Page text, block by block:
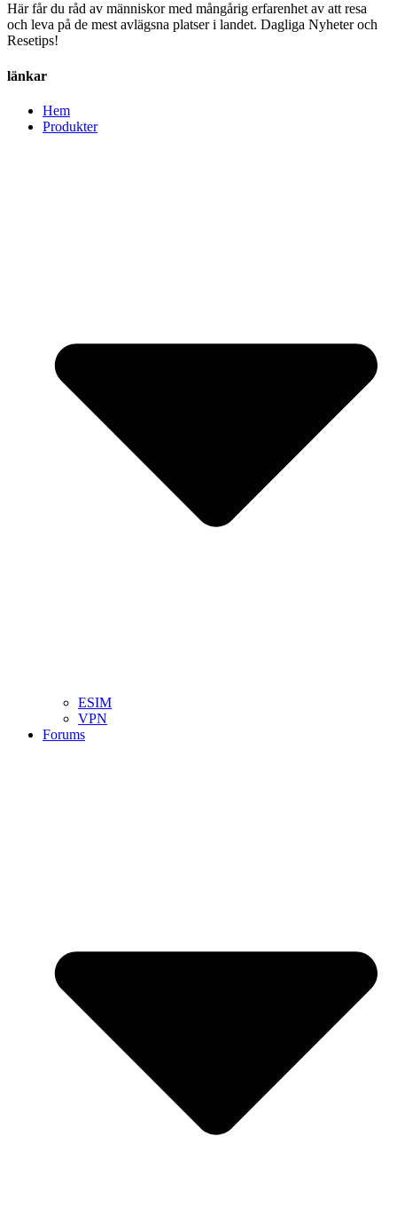
Här får du råd av människor med mångårig erfarenhet av att resa
och leva på de mest avlägsna platser i landet. Dagliga Nyheter och
Resetips!
länkar
Hem
Produkter
ESIM
VPN
Forums